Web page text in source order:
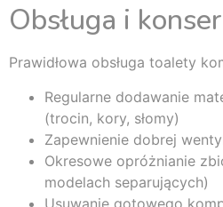
Obsługa i
Prawidłowa obsługa toalety
Regularne dodawanie
(trocin, kory, słomy)
Zapewnienie dobrej
Okresowe opróżnianie
modelach separujących)
Usuwanie gotowego